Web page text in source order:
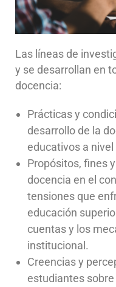
Las líneas de
y se desarrollan en
docencia:
Prácticas y
desarrollo de la
educativos a
Propósitos, fines
docencia en el
tensiones que
educación
cuentas y los
institucional.
Creencias y
estudiantes